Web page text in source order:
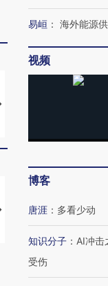
视线｜HYROX的吸金
【推广】走进第四届链博
会，让数智科技“链”接产
易峘 ： 海外能源
视频
博客
唐涯 ： 多看少动
知识分子 ： AI冲击
受伤